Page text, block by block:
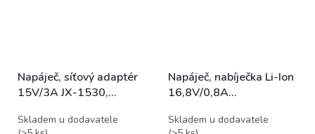
Napáječ, síťový adaptér
15V/3A JX-1530,
Skladem u dodavatele
Napáječ, nabíječka Li-Ion
16,8V/0,8A
5,5x2,1mm
Skladem u dodavatele